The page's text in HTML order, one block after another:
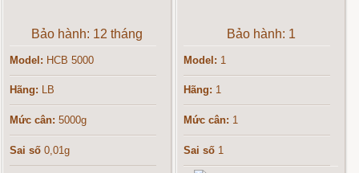
Bảo hành: 12 tháng
Model: HCB 5000
Hãng: LB
Mức cân: 5000g
Sai số 0,01g
Bảo hành: 1
Model: 1
Hãng: 1
Mức cân: 1
Sai số 1